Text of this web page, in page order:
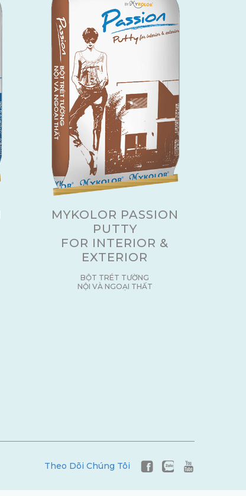
MYKOLOR PASSION
PUTTY
FOR INTERIOR &
EXTERIOR
BỘT TRÉT TƯỜNG
NỘI VÀ NGOẠI THẤT
Theo Dõi Chúng Tôi